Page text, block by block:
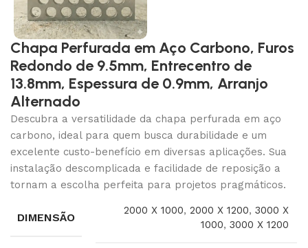
Chapa Perfurada em Aço Carbono, Furos
Redondo de 9.5mm, Entrecentro de
13.8mm, Espessura de 0.9mm, Arranjo
Alternado
Descubra a versatilidade da chapa perfurada em aço
carbono, ideal para quem busca durabilidade e um
excelente custo-benefício em diversas aplicações. Sua
instalação descomplicada e facilidade de reposição a
tornam a escolha perfeita para projetos pragmáticos.
DIMENSÃO
2000 X 1000,2000 X 1200,3000 X
1000,3000 X 1200